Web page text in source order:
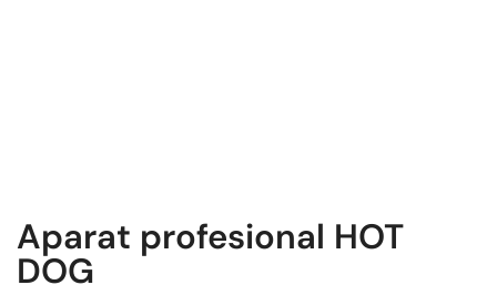
Aparat profesional HOT
DOG